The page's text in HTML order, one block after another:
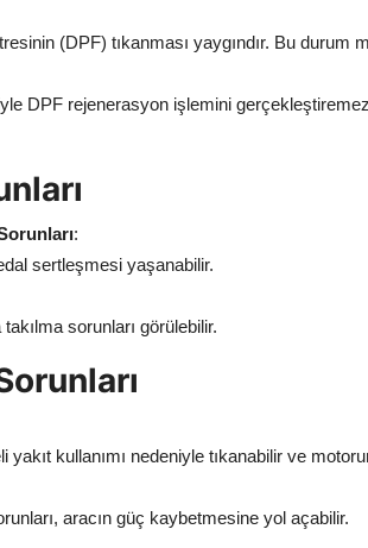
(DPF) tıkanması yaygındır. Bu durum
DPF rejenerasyon işlemini
:
sertleşmesi yaşanabilir.
sorunları görülebilir.
yakıt kullanımı nedeniyle tıkanabilir ve
aracın güç kaybetmesine yol açabilir.